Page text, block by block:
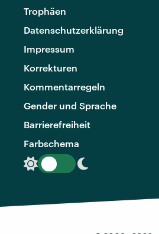
Trophäen
Datenschutzerklärung
Impressum
Korrekturen
Kommentarregeln
Gender und Sprache
Barrierefreiheit
Farbschema